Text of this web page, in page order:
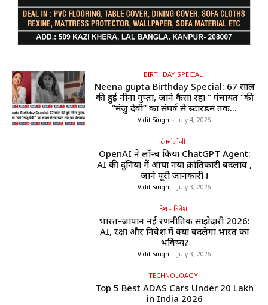
BIRTHDAY SPECIAL
Neena gupta Birthday Special: 67 साल
की हुईं नीना गुप्ता, जाने कैसा रहा ” पंचायत “की
“मंजु देवी” का संघर्ष से स्टारडम तक...
Vidit Singh - July 4, 2026
टेक्नोलॉजी
OpenAI ने लॉन्च किया ChatGPT Agent:
AI की दुनिया में आया नया क्रांतिकारी बदलाव ,
जाने पूरी जानकारी !
Vidit Singh - July 3, 2026
देश - विदेश
भारत-जापान नई रणनीतिक साझेदारी 2026:
AI, रक्षा और निवेश में क्या बदलेगा भारत का
भविष्य?
Vidit Singh - July 3, 2026
TECHNOLOAGY
Top 5 Best ADAS Cars Under ₹20 Lakh
in India 2026